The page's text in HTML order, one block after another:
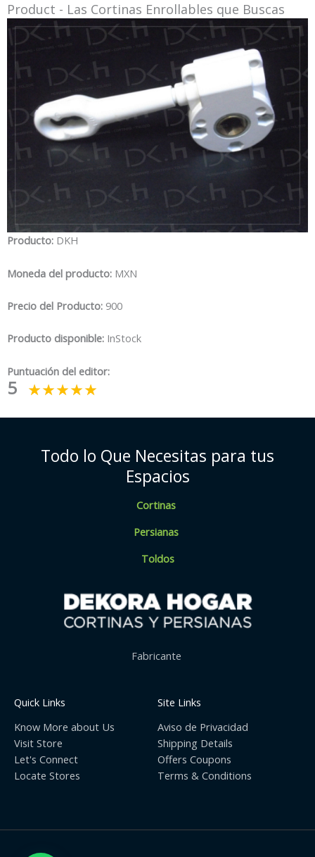
Product - Las Cortinas Enrollables que Buscas
Producto: DKH
Moneda del producto: MXN
Precio del Producto: 900
Producto disponible: InStock
Puntuación del editor:
5
Todo lo Que Necesitas para tus
Espacios
Cortinas
Persianas
Toldos
Fabricante
Quick Links
Know More about Us
Visit Store
Let's Connect
Locate Stores
Site Links
Aviso de Privacidad
Shipping Details
Offers Coupons
Terms & Conditions